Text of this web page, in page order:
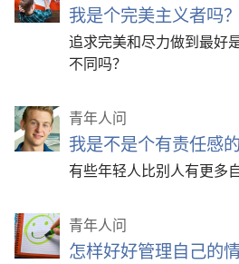
我是个完美主义者吗？
追求完美和尽力做到最好
不同吗？
青年人问
我是不是个有责任感的
有些年轻人比别人有更多
青年人问
怎样好好管理自己的情